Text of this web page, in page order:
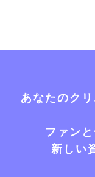
あなたのク
ファン
新しい